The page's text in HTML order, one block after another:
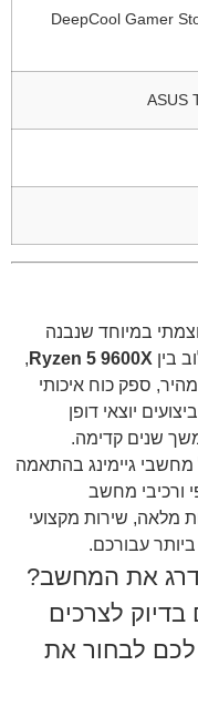
DeepCool Gamer
ASUS
במיוחד שנבנה
בין Ryzen 5 9600X
,
, זיכרון DDR5 מהיר, ספק כוח איכותי
יוצאי דופן
שנים קדימה.
מחשבי גיימינג בהתאמה
ורכיבי מחשב
מלאה, שירות מקצועי
עבורכם.
את המחשב?
לצרכים
לכם לבחור את